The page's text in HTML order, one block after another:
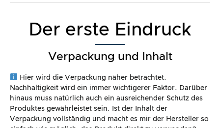
Der erste Eindruck
Verpackung und Inhalt
Hier wird die Verpackung näher betrachtet.
Nachhaltigkeit wird ein immer wichtigerer Faktor. Darüber
hinaus muss natürlich auch ein ausreichender Schutz des
Produktes gewährleistet sein. Ist der Inhalt der
Verpackung vollständig und macht es mir der Hersteller so